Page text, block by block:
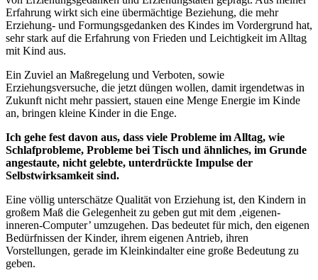
Erfahrung wirkt sich eine übermächtige Beziehung, die mehr
Erziehung- und Formungsgedanken des Kindes im Vordergrund hat,
sehr stark auf die Erfahrung von Frieden und Leichtigkeit im Alltag
mit Kind aus.
Ein Zuviel an Maßregelung und Verboten, sowie
Erziehungsversuche, die jetzt düngen wollen, damit irgendetwas in
Zukunft nicht mehr passiert, stauen eine Menge Energie im Kinde
an, bringen kleine Kinder in die Enge.
Ich gehe fest davon aus, dass viele Probleme im Alltag, wie
Schlafprobleme, Probleme bei Tisch und ähnliches, im Grunde
angestaute, nicht gelebte, unterdrückte Impulse der
Selbstwirksamkeit sind.
Eine völlig unterschätze Qualität von Erziehung ist, den Kindern in
großem Maß die Gelegenheit zu geben gut mit dem ‚eigenen-
inneren-Computer’ umzugehen. Das bedeutet für mich, den eigenen
Bedürfnissen der Kinder, ihrem eigenen Antrieb, ihren
Vorstellungen, gerade im Kleinkindalter eine große Bedeutung zu
geben.